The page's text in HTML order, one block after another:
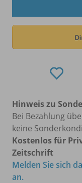
Hinweis zu
Bei Bezahlung
keine
Kostenlos für
Zeitschrift
Melden Sie sich
an.